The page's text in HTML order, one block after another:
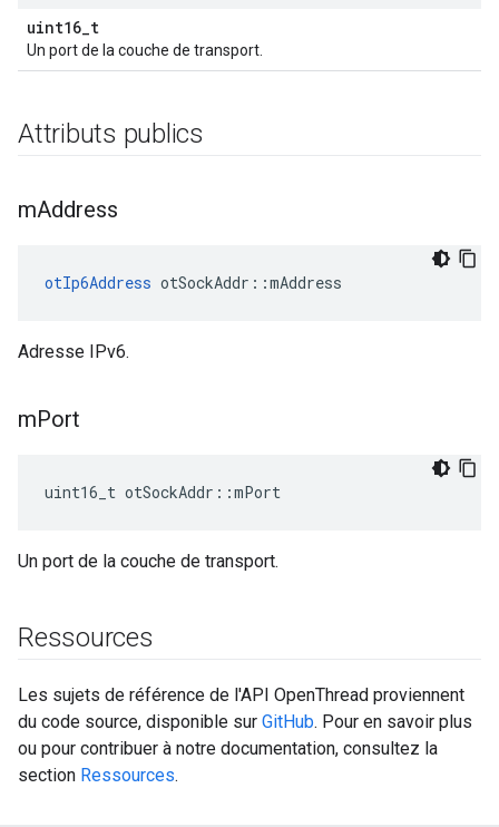
uint16_t
Un port de la couche de transport.
Attributs publics
mAddress
otIp6Address otSockAddr ::mAddress
Adresse IPv6.
mPort
uint16_t otSockAddr ::mPort
Un port de la couche de transport.
Ressources
Les sujets de référence de l'API OpenThread proviennent
du code source, disponible sur GitHub. Pour en savoir plus
ou pour contribuer à notre documentation, consultez la
section Ressources.